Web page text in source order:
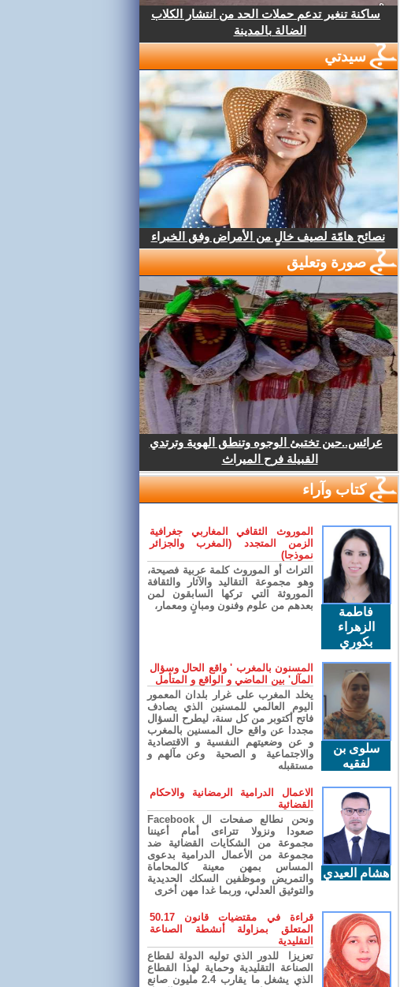
ساكنة تنغير تدعم حملات الحد من انتشار الكلاب
الضالة بالمدينة
سيدتي
نصائح هامّة لصيف خالٍ من الأمراض وفق الخبراء
صورة وتعليق
عرائس..حين تختبئ الوجوه وتنطق الهوية وترتدي
القبيلة فرح الميراث
كتاب وآراء
فاطمة
الزهراء
بكوري
الموروث الثقافي المغاربي جغرافية
الزمن المتجدد (المغرب والجزائر
نموذجا)
التراث أو الموروث كلمة عربية فصيحة،
وهو مجموعة التقاليد والآثار والثقافة
الموروثة التي تركها السابقون لمن
بعدهم من علوم وفنون ومبانٍ ومعمار،
سلوى بن
لفقيه
المسنون بالمغرب ' واقع الحال وسؤال
المآل' بين الماضي و الواقع و المتأمل
يخلد المغرب على غرار بلدان المعمور
اليوم العالمي للمسنين الذي يصادف
فاتح أكتوبر من كل سنة، ليطرح السؤال
مجددا عن واقع حال المسنين بالمغرب
و عن وضعيتهم النفسية و الاقتصادية
والاجتماعية و الصحية وعن مآلهم و
مستقبله
هشام العيدي
الاعمال الدرامية الرمضانية والاحكام
القضائية
ونحن نطالع صفحات ال Facebook
صعودا ونزولا تتراءى أمام أعيننا
مجموعة من الشكايات القضائية ضد
مجموعة من الأعمال الدرامية بدعوى
المساس بمهن معينة كالمحاماة
والتمريض وموظفين السكك الحديدية
والتوثيق العدلي، وربما غدا مهن أخرى
قراءة في مقتضيات قانون 50.17
المتعلق بمزاولة أنشطة الصناعة
التقليدية
تعزيزا للدور الذي توليه الدولة لقطاع
الصناعة التقليدية وحماية لهذا القطاع
الذي يشغل ما يقارب 2.4 مليون صانع